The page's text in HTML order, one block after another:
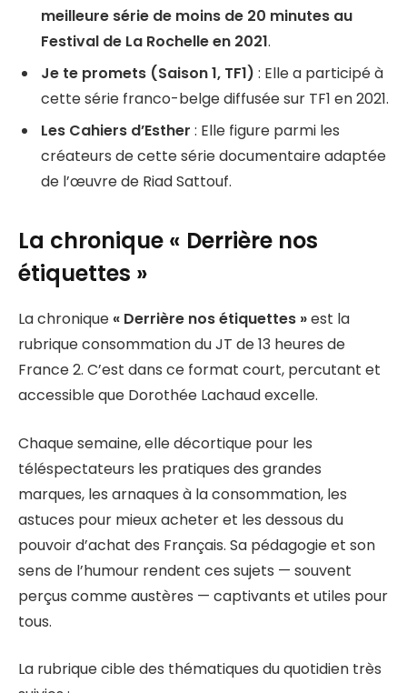
meilleure série de moins de 20 minutes au
Festival de La Rochelle en 2021.
Je te promets (Saison 1, TF1) : Elle a participé à
cette série franco-belge diffusée sur TF1 en 2021.
Les Cahiers d’Esther : Elle figure parmi les
créateurs de cette série documentaire adaptée
de l’œuvre de Riad Sattouf.
La chronique « Derrière nos
étiquettes »
La chronique « Derrière nos étiquettes »est la
rubrique consommation du JT de 13 heures de
France 2. C’est dans ce format court, percutant et
accessible que Dorothée Lachaud excelle.
Chaque semaine, elle décortique pour les
téléspectateurs les pratiques des grandes
marques, les arnaques à la consommation, les
astuces pour mieux acheter et les dessous du
pouvoir d’achat des Français. Sa pédagogie et son
sens de l’humour rendent ces sujets — souvent
perçus comme austères — captivants et utiles pour
tous.
La rubrique cible des thématiques du quotidien très